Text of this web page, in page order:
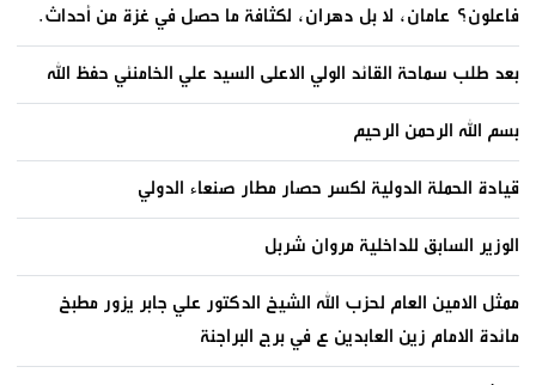
فاعلون؟ عامان، لا بل دهران، لكثافة ما حصل في غزة من أحداث.
بعد طلب سماحة القائد الولي الاعلى السيد علي الخامنئي حفظ الله
بسم الله الرحمن الرحيم
قيادة الحملة الدولية لكسر حصار مطار صنعاء الدولي
الوزير السابق للداخلية مروان شربل
ممثل الامين العام لحزب الله الشيخ الدكتور علي جابر يزور مطبخ
مائدة الامام زين العابدين ع في برج البراجنة